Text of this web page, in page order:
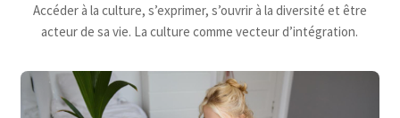
Accéder à la culture, s’exprimer, s’ouvrir à la diversité et être
acteur de sa vie. La culture comme vecteur d’intégration.